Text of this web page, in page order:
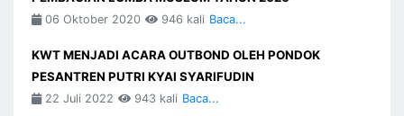
06 Oktober 2020 946 kali Baca...
KWT MENJADI ACARA OUTBOND OLEH PONDOK
PESANTREN PUTRI KYAI SYARIFUDIN
22 Juli 2022 943 kali Baca...